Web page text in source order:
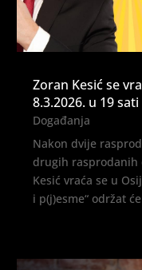
Zoran Kesić se
8.3.2026. u 19 sati
Događanja
Nakon dvije
drugih rasprodanih
Kesić vraća se u
i p(j)esme“ održat